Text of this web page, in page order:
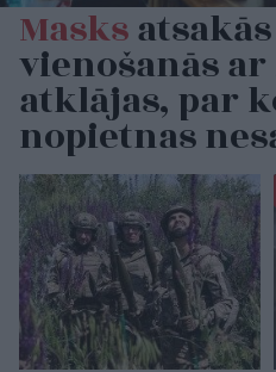
Masks
vienošanās
atklājas, par
nopietnas